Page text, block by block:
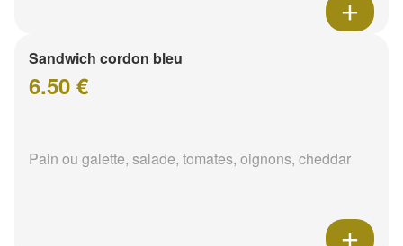
Sandwich cordon bleu
6.50 €
Pain ou galette, salade, tomates, oignons, cheddar